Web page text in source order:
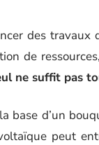
des
de
ne suffit pas
base d’un
peut